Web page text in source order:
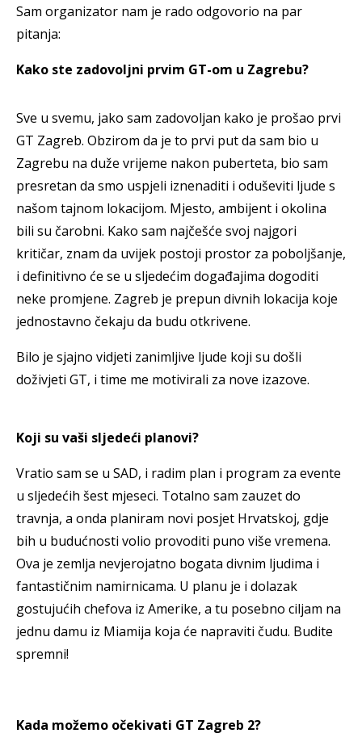
Sam organizator nam je rado odgovorio na par
pitanja:
Kako ste zadovoljni prvim GT-om u Zagrebu?
Sve u svemu, jako sam zadovoljan kako je prošao prvi
GT Zagreb. Obzirom da je to prvi put da sam bio u
Zagrebu na duže vrijeme nakon puberteta, bio sam
presretan da smo uspjeli iznenaditi i oduševiti ljude s
našom tajnom lokacijom. Mjesto, ambijent i okolina
bili su čarobni. Kako sam najčešće svoj najgori
kritičar, znam da uvijek postoji prostor za poboljšanje,
i definitivno će se u sljedećim događajima dogoditi
neke promjene. Zagreb je prepun divnih lokacija koje
jednostavno čekaju da budu otkrivene.
Bilo je sjajno vidjeti zanimljive ljude koji su došli
doživjeti GT, i time me motivirali za nove izazove.
Koji su vaši sljedeći planovi?
Vratio sam se u SAD, i radim plan i program za evente
u sljedećih šest mjeseci. Totalno sam zauzet do
travnja, a onda planiram novi posjet Hrvatskoj, gdje
bih u budućnosti volio provoditi puno više vremena.
Ova je zemlja nevjerojatno bogata divnim ljudima i
fantastičnim namirnicama. U planu je i dolazak
gostujućih chefova iz Amerike, a tu posebno ciljam na
jednu damu iz Miamija koja će napraviti čudu. Budite
spremni!
Kada možemo očekivati GT Zagreb 2?